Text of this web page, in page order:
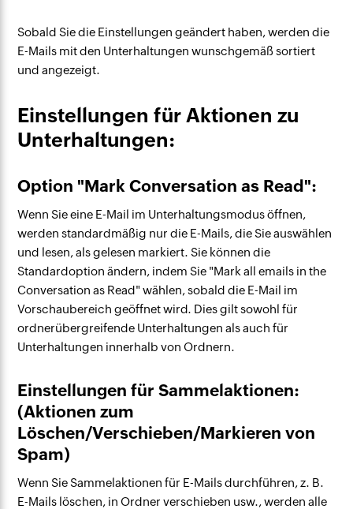
Sobald Sie die Einstellungen geändert haben, werden die
E-Mails mit den Unterhaltungen wunschgemäß sortiert
und angezeigt.
Einstellungen für Aktionen zu
Unterhaltungen:
Option "Mark Conversation as Read":
Wenn Sie eine E-Mail im Unterhaltungsmodus öffnen,
werden standardmäßig nur die E-Mails, die Sie auswählen
und lesen, als gelesen markiert. Sie können die
Standardoption ändern, indem Sie "Mark all emails in the
Conversation as Read" wählen, sobald die E-Mail im
Vorschaubereich geöffnet wird. Dies gilt sowohl für
ordnerübergreifende Unterhaltungen als auch für
Unterhaltungen innerhalb von Ordnern.
Einstellungen für Sammelaktionen:
(Aktionen zum
Löschen/Verschieben/Markieren von
Spam)
Wenn Sie Sammelaktionen für E-Mails durchführen, z. B.
E-Mails löschen, in Ordner verschieben usw., werden alle